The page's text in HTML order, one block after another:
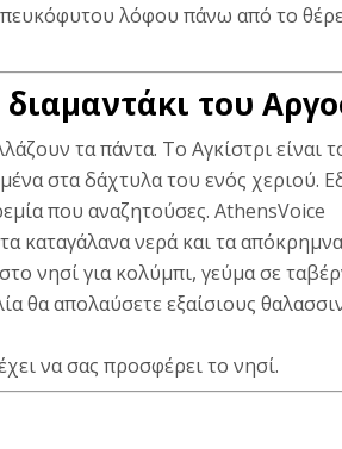
λόφου πάνω από το
του
τα πάντα. Το Αγκίστρι είναι
στα δάχτυλα του ενός χεριού.
που αναζητούσες. AthensVoice
καταγάλανα νερά και τα
στο νησί για κολύμπι, γεύμα σε
θα απολαύσετε εξαίσιους
να σας προσφέρει το νησί.